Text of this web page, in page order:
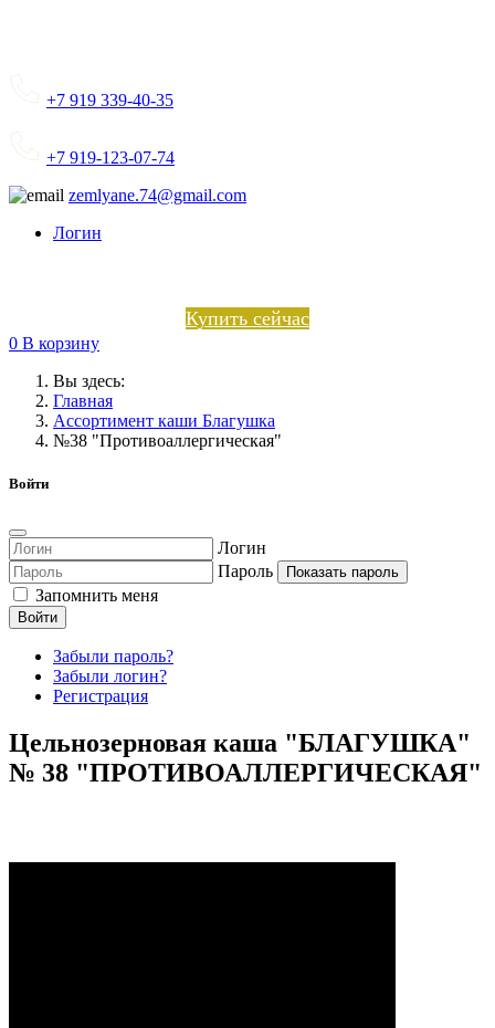
+7 919 339-40-35
+7 919-123-07-74
zemlyane.74@gmail.com
Логин
Купить сейчас
0 В корзину
Вы здесь:
Главная
Ассортимент каши Благушка
№38 "Противоаллергическая"
Войти
Логин
Пароль
Показать пароль
Запомнить меня
Войти
Забыли пароль?
Забыли логин?
Регистрация
Цельнозерновая каша "БЛАГУШКА"
№ 38 "ПРОТИВОАЛЛЕРГИЧЕСКАЯ"